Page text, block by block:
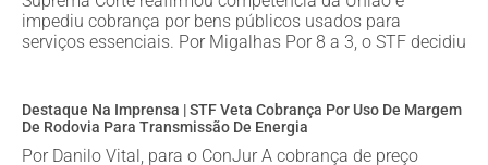
impediu cobrança por bens públicos usados para
serviços essenciais. Por Migalhas Por 8 a 3, o STF decidiu
Destaque Na Imprensa | STF Veta Cobrança Por Uso De Margem
De Rodovia Para Transmissão De Energia
Por Danilo Vital, para o ConJur A cobrança de preço